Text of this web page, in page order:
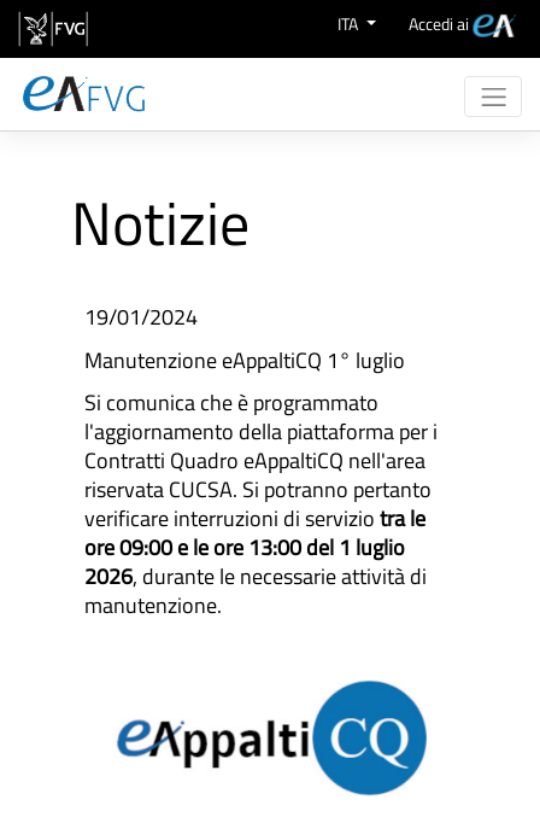
Salta al contenuto ITA Accedi ai
eProcurement
Aree Merceologiche
Notizie
19/01/2024
Manutenzione eAppaltiCQ 1° luglio
Si comunica che è programmato
l'aggiornamento della piattaforma per i
Contratti Quadro eAppaltiCQ nell'area
riservata CUCSA. Si potranno pertanto
verificare interruzioni di serviziotra le
ore 09:00 e le ore 13:00 del 1 luglio
2026, durante le necessarie attività di
manutenzione.